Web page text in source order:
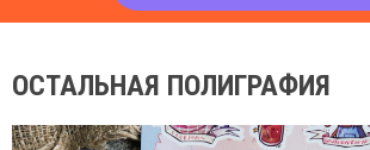
ОСТАЛЬНАЯ ПОЛИГРАФИЯ